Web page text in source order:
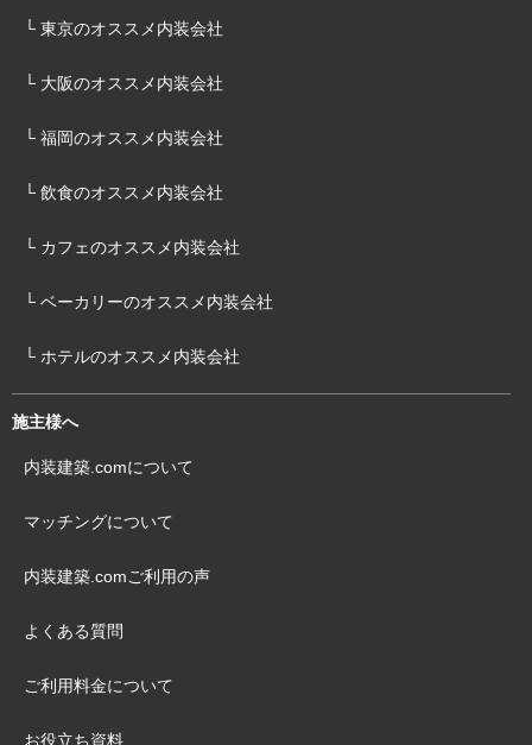
└ 東京のオススメ内装会社
└ 大阪のオススメ内装会社
└ 福岡のオススメ内装会社
└ 飲食のオススメ内装会社
└ カフェのオススメ内装会社
└ ベーカリーのオススメ内装会社
└ ホテルのオススメ内装会社
施主様へ
内装建築.comについて
マッチングについて
内装建築.comご利用の声
よくある質問
ご利用料金について
お役立ち資料